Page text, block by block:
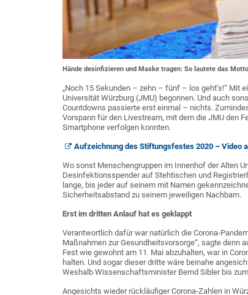
Hände desinfizieren und Maske tragen: So lautete das
„Noch 15 Sekunden – zehn – fünf – los geht’s!“
Universität Würzburg (JMU) begonnen. Und auch
Countdowns passierte erst einmal – nichts.
Vorspann für den Livestream, mit dem die JMU den
Smartphone verfolgen konnten.
Aufzeichnung des Stiftungsfestes 2020 – Video
Wo sonst Menschengruppen im Innenhof der Alten
Desinfektionsspender auf Stehtischen und
lange, bis jeder auf seinem mit Namen
Sicherheitsabstand zu seinem jeweiligen Nachbarn.
Erst im dritten Anlauf hat es geklappt
Verantwortlich dafür war natürlich die Corona-
Maßnahmen zur Gesundheitsvorsorge“, sagte denn
Fest wie gewohnt am 11. Mai abzuhalten, war in
halten. Und sogar dieser dritte wäre beinahe
Weshalb Wissenschaftsminister Bernd Sibler bis
Angesichts wieder rückläufiger Corona-Zahlen in